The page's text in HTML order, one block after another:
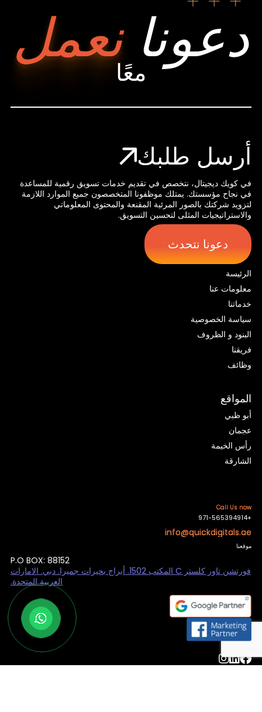
دعونانعملمعًا
أرسل طلبك
في كويك ديجيتال، نتخصص في تقديم خدمات تسويق رقمية للمساعدة
في نجاح مؤسستك. يمتلك موظفونا المتخصصون جميع الموارد اللازمة
لتزويد شركتك بالصور المرئية المقنعة والمحتوى المعلوماتي
والاستراتيجيات المثلى لتحسين التسويق.
دعونا نتحدث
الرئيسة
معلومات عنا
خدماتنا
سياسة الخصوصية
البنود و الظروف
فريقنا
وظائف
المواقع
أبو ظبي
عجمان
رأس الخيمة
الشارقة
Call Us now
+971-565394914
info@quickdigitals.ae
موقعنا
P.O BOX: 88152
فورتشن تاور كلستر C المكتب 1502. أبراج بحيرات جميرا. دبي. الامارات
العربية المتحدة.